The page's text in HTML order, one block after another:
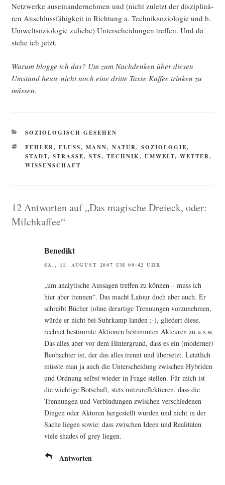
Netz­wer­ke aus­ein­an­der­neh­men und (nicht zuletzt der dis­zi­pli­nä­
ren Anschluss­fä­hig­keit in Rich­tung a. Tech­nik­so­zio­lo­gie und b.
Umwelt­so­zio­lo­gie zulie­be) Unter­schei­dun­gen tref­fen. Und da
ste­he ich jetzt.
War­um blog­ge ich das? Um zum Nach­den­ken über die­sen
Umstand heu­te nicht noch eine drit­te Tas­se Kaf­fee trin­ken zu
müssen.
KATEGORIEN
SOZIOLOGISCH GESEHEN
SCHLAGWÖRTER
FEHLER, FLUSS, MANN, NATUR, SOZIOLOGIE,
STADT, STRASSE , STS, TECHNIK, UMWELT, WETTER,
WISSENSCHAFT
12 Antworten auf „Das magische Dreieck, oder:
Milchkaffee“
Benedikt
SA., 11. AUGUST 2007 UM 00:42 UHR
„um ana­ly­ti­sche Aus­sa­gen tref­fen zu kön­nen – muss ich
hier aber tren­nen“. Das macht Latour doch aber auch. Er
schreibt Bücher (ohne der­ar­ti­ge Tren­nun­gen vor­zu­neh­men,
wür­de er nicht bei Suhr­kamp lan­den ;-), glie­dert die­se,
rech­net bestimm­te Aktio­nen bestimm­ten Akteu­ren zu u.s.w.
Das alles aber vor dem Hin­ter­grund, dass es ein (moder­ner)
Beob­ach­ter ist, der das alles trennt und über­setzt. Letzt­lich
müss­te man ja auch die Unter­schei­dung zwi­schen Hybri­den
und Ord­nung selbst wie­der in Fra­ge stel­len. Für mich ist
die wich­ti­ge Bot­schaft, stets mit­zu­re­flek­tie­ren, dass die
Tren­nun­gen und Ver­bin­dun­gen zwi­schen ver­schie­de­nen
Din­gen oder Akto­ren her­ge­stellt wur­den und nicht in der
Sache lie­gen sowie: dass zwi­schen Ideen und Rea­li­tä­ten
vie­le shades of grey liegen.
Antworten